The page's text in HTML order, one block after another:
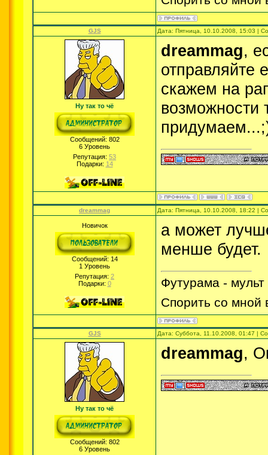
GJS Дата: Пятница, 10.10.2008, 15:03 |
Ну так то чё
Сообщений: 802
6 Уровень
Репутация: 53
Подарки: 14
dreammag,
отправляйте
скажем на
возможности
dreammag Дата: Пятница, 10.10.2008, 18:22 |
Новичок
Сообщений: 14
1 Уровень
Репутация: 2
Подарки: 0
а может
менше будет.
Футурама -
Спорить со мной
GJS Дата: Суббота, 11.10.2008, 01:47 |
Ну так то чё
Сообщений: 802
6 Уровень
dreammag,